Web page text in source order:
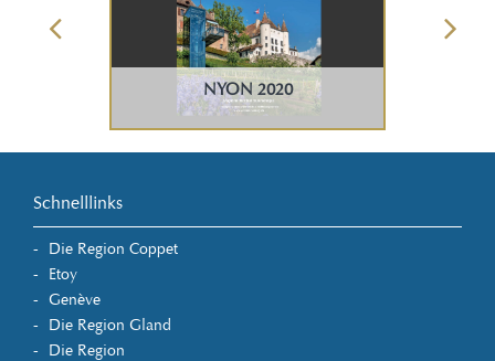
NYON 2020
Schnelllinks
Die Region Coppet
Etoy
Genève
Die Region Gland
Die Region